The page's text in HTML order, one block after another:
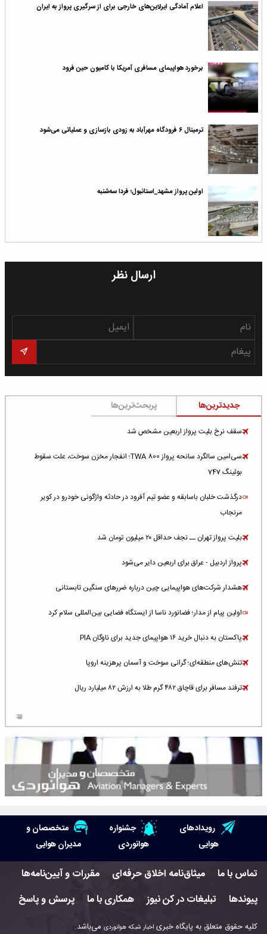
اعلام آمادگی ایرلاین‌های خارجی برای از سرگیری پرواز به ایران
برخورد هواپیمای مسافری آمریکا با کامیون حین فرود
ترمینال ۶ فرودگاه مهرآباد به زودی بازسازی و عملیاتی می‌شود
اولین پرواز مشهد_استانبول؛ فردا سه‌شنبه
ارسال نظر
جدیدترین‌ها پربحث‌ترین‌ها
سقف نرخ بلیت پرواز اربعین مشخص شد
سی‌امین سالگرد سانحه پرواز TWA 800؛ انفجار مخزن سوخت، علت سقوط
بوئینگ 747
درگذشت خلبان باسابقه و عضو تیم آفرود در حادثه واژگونی خودرو در کویر
مرنجاب
بلیت پرواز تهران ــ نجف حداقل ۲۰ میلیون تومان شد
پرواز اردبیل - عراق برای اربعین دایر می‌شود
هشدار شرکت‌های هواپیمایی چین درباره ضررهای سنگین تابستانی
اولین پیام از مدار؛ فضانورد ناسا از ایستگاه فضایی بین‌المللی سلام کرد
پاکستان به دنبال خرید ۱۶ هواپیمای جدید برای ناوگان PIA
تنش‌های منطقه‌ای؛ گرانی سوخت و آسمان پرهزینه اروپا
ترفند مسافر برای قاچاق ۴۸۲ گرم طلا به ارزش ۸۲ میلیارد ریال
شلوغ‌ترین فرودگاه‌های اروپا در ۲۰۲۵: لندن، استانبول و پاریس
پخش زنده پرواز سیزدهم موشک استارشیپ اسپیس‌ایکس [جمعه ساعت ۰۱:۴۵]
هوش مصنوعی وارد تعمیر و بازرسی موتورهای هواپیما شد
حمله هوایی به تأسیسات فرودگاه سمنان
استخدام در صنعت هوانوردی کانادا با آموزش رایگان و حقوق ۱۲۷ هزار دلاری
رویدادهای
هوایی
جشنواره
هوانوردی
متخصصان و
مدیران هوایی
تماس با ما میثاق‌نامه اخلاق حرفه‌ای
مقررات و آیین‌نامه‌ها
پیوندها
تبلیغات در کن نیوز همکاری با ما پرسش و پاسخ
کلیه حقوق متعلق به پایگاه خبری اخبار شبکه هوانوردی می‌باشد.